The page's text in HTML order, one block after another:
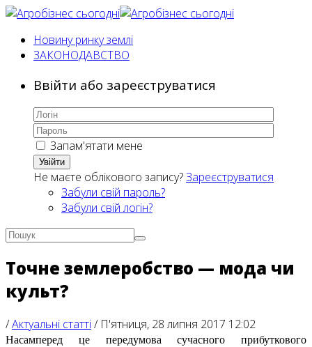
Новину ринку землі
ЗАКОНОДАВСТВО
Ввійти або зареєструватися
Запам'ятати мене
Увійти
Не маєте облікового запису?Зареєструватися
Забули свій пароль?
Забули свій логін?
Точне землеробство — мода чи
культ?
/Актуальні статті/П'ятниця, 28 липня 2017 12:02
Насамперед це передумова сучасного прибуткового